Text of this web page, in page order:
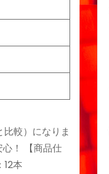
較）になりま
！ 【商品仕
本